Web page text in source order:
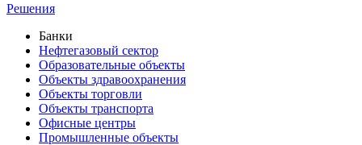
Решения
Банки
Нефтегазовый сектор
Образовательные объекты
Объекты здравоохранения
Объекты торговли
Объекты транспорта
Офисные центры
Промышленные объекты